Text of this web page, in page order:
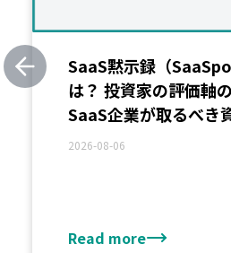
SaaS黙示録（
は？ 投資家の評価軸の
SaaS企業が取るべき
2026-08-06
Read more
Previous slide